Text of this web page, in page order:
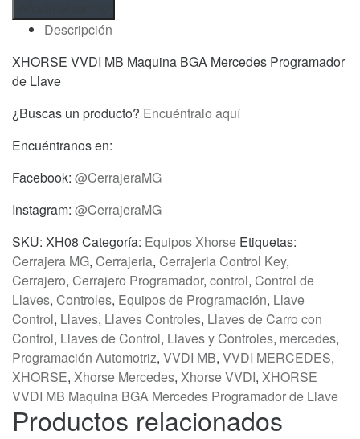
MB
Maquina
BGA
Mercedes
de
cantidad
Descripción
XHORSE VVDI MB Maquina BGA Mercedes Programador
de Llave
¿Buscas un producto? Encuéntralo aquí
Encuéntranos en:
Facebook: @CerrajeraMG
Instagram: @CerrajeraMG
SKU: XH08 Categoría: Equipos Xhorse Etiquetas:
Cerrajera MG, Cerrajeria, Cerrajeria Control Key,
Cerrajero, Cerrajero Programador, control, Control de
Llaves, Controles, Equipos de Programación, Llave
Control, Llaves, Llaves Controles, Llaves de Carro con
Control, Llaves de Control, Llaves y Controles, mercedes,
Programación Automotriz, VVDI MB, VVDI MERCEDES,
XHORSE, Xhorse Mercedes, Xhorse VVDI, XHORSE
VVDI MB Maquina BGA Mercedes Programador de Llave
Productos relacionados